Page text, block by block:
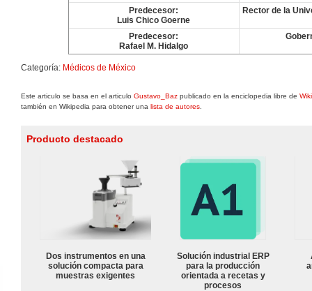
Predecesor:
Luis Chico Goerne
Rector de la
Predecesor:
Rafael M. Hidalgo
Categoría: Médicos de México
Este articulo se basa en el articulo Gustavo_Baz publicado en la enciclopedia libre de
también en Wikipedia para obtener una lista de autores
Producto destacado
Dos instrumentos en una
solución compacta para
muestras exigentes
Solución industrial ERP
para la producción
orientada a recetas y
procesos